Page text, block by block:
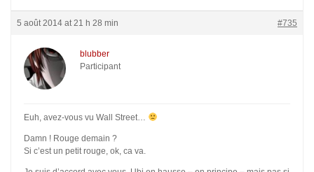
5 août 2014 at 21 h 28 min #735
blubber
Participant
Euh, avez-vous vu Wall Street…
Damn ! Rouge demain ?
Si c’est un petit rouge, ok, ca va.